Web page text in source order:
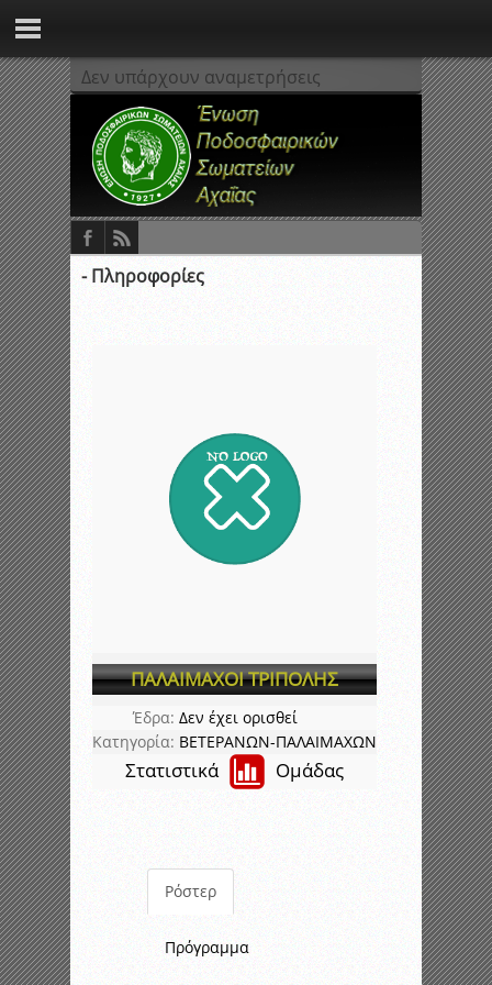
Δεν υπάρχουν αναμετρήσεις
- Πληροφορίες
ΠΑΛΑΙΜΑΧΟΙ ΤΡΙΠΟΛΗΣ
Έδρα: Δεν έχει ορισθεί
Κατηγορία: ΒΕΤΕΡΑΝΩΝ-ΠΑΛΑΙΜΑΧΩΝ
Στατιστικά Ομάδας
Ρόστερ
Πρόγραμμα